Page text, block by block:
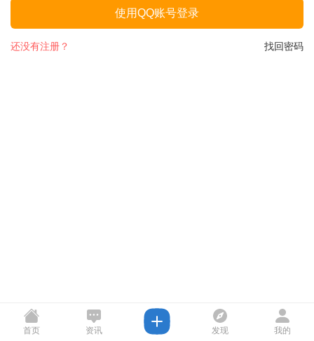
使用QQ账号登录
找回密码
还没有注册？
首页 资讯 发现 我的